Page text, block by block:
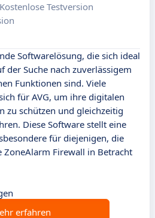
Kostenlose Testversion
Softwarelösung, die sich ideal
der Suche nach zuverlässigem
Funktionen sind. Viele
für AVG, um ihre digitalen
zu schützen und gleichzeitig
Diese Software stellt eine
für diejenigen, die
Firewall in Betracht
erfahren